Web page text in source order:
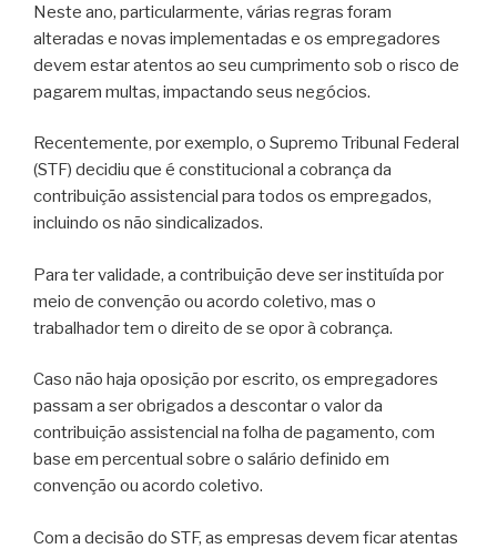
Neste ano, particularmente, várias regras foram
alteradas e novas implementadas e os empregadores
devem estar atentos ao seu cumprimento sob o risco de
pagarem multas, impactando seus negócios.
Recentemente, por exemplo, o Supremo Tribunal Federal
(STF) decidiu que é constitucional a cobrança da
contribuição assistencial para todos os empregados,
incluindo os não sindicalizados.
Para ter validade, a contribuição deve ser instituída por
meio de convenção ou acordo coletivo, mas o
trabalhador tem o direito de se opor à cobrança.
Caso não haja oposição por escrito, os empregadores
passam a ser obrigados a descontar o valor da
contribuição assistencial na folha de pagamento, com
base em percentual sobre o salário definido em
convenção ou acordo coletivo.
Com a decisão do STF, as empresas devem ficar atentas